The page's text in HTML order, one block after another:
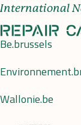
International
Be.brussels
Wallonie.be